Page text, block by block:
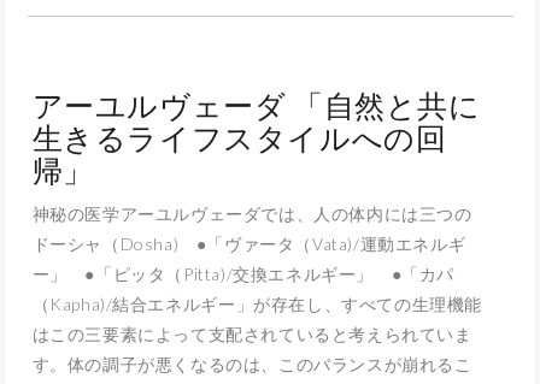
アーユルヴェーダ 「自然と共に
生きるライフスタイルへの回
帰」
神秘の医学アーユルヴェーダでは、人の体内には三つの
ドーシャ（Dosha) ●「ヴァータ（Vata)/運動エネルギ
ー」 ●「ピッタ（Pitta)/交換エネルギー」 ●「カパ
（Kapha)/結合エネルギー」が存在し、すべての生理機能
はこの三要素によって支配されていると考えられていま
す。体の調子が悪くなるのは、このバランスが崩れるこ